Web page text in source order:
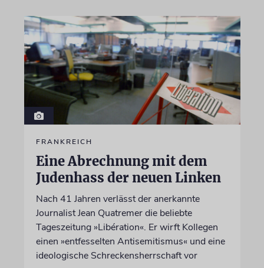
FRANKREICH
Eine Abrechnung mit dem
Judenhass der neuen Linken
Nach 41 Jahren verlässt der anerkannte
Journalist Jean Quatremer die beliebte
Tageszeitung »Libération«. Er wirft Kollegen
einen »entfesselten Antisemitismus« und eine
ideologische Schreckensherrschaft vor